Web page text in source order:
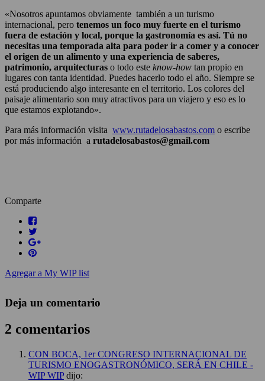
«Nosotros apuntamos obviamente también a un turismo
internacional, pero tenemos un foco muy fuerte en el turismo
fuera de estación y local, porque la gastronomía es así. Tú no
necesitas una temporada alta para poder ir a comer y a conocer
el origen de un alimento y una experiencia de saberes,
patrimonio, arquitecturas o todo este know-how tan propio en
lugares con tanta identidad. Puedes hacerlo todo el año. Siempre se
está produciendo algo interesante en el territorio. Los colores del
paisaje alimentario son muy atractivos para un viajero y eso es lo
que estamos explotando».
Para más información visita www.rutadelosabastos.com o escribe
por más información a rutadelosabastos@gmail.com
Comparte
Agregar a My WIP list
Deja un comentario
2 comentarios
CON BOCA, 1er CONGRESO INTERNACIONAL DE
TURISMO ENOGASTRONÓMICO, SERÁ EN CHILE -
WIP WIP dijo: